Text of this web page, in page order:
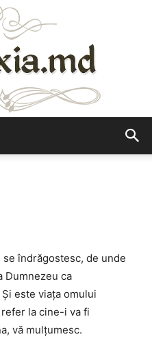
îndrăgostesc, de unde
Dumnezeu ca
este viaţa omului
la cine-i va fi
vă mulţumesc.